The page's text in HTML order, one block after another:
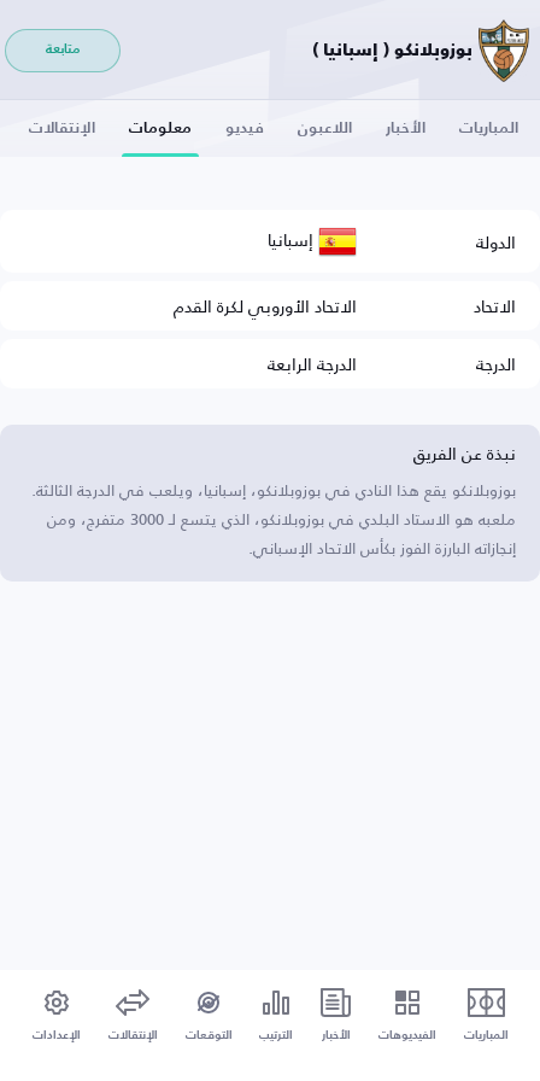
بوزوبلانكو ( إسبانيا ) متابعة
المباريات الأخبار اللاعبون فيديو معلومات الإنتقالات
الدولة إسبانيا
الاتحاد
الاتحاد الأوروبي لكرة القدم
الدرجة
الدرجة الرابعة
نبذة عن الفريق
بوزوبلانكو يقع هذا النادي في بوزوبلانكو، إسبانيا، ويلعب في الدرجة الثالثة.
ملعبه هو الاستاد البلدي في بوزوبلانكو، الذي يتسع لـ 3000 متفرج، ومن
إنجازاته البارزة الفوز بكأس الاتحاد الإسباني.
المباريات الفيديوهات الأخبار الترتيب التوقعات الإنتقالات الإعدادات